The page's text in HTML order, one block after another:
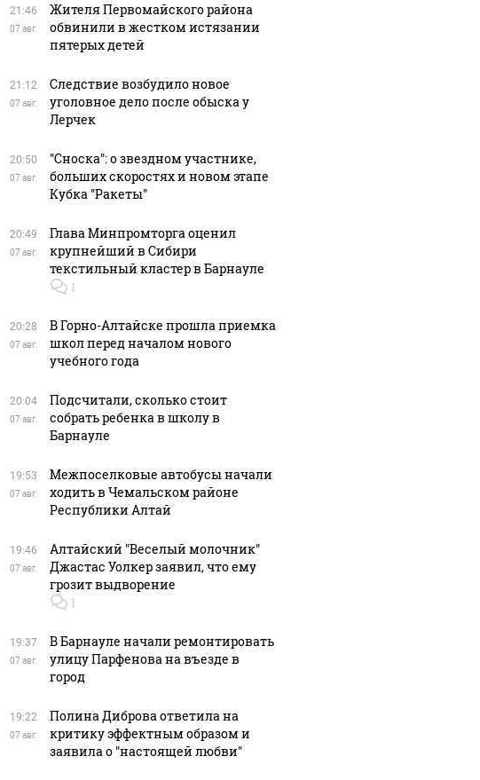
05 августа, 19:07
Онколог
ранний
сигнал рака,
который
остается
незамеченным
04 августа, 23:11
Врач
как
правильно
вреда для
здоровья
21:46
07 авг.
Жителя Первомайского района
обвинили в жестком истязании
пятерых детей
21:12
07 авг.
Следствие возбудило новое
уголовное дело после обыска у
Лерчек
20:50
07 авг.
"Сноска": о звездном участнике,
больших скоростях и новом этапе
Кубка "Ракеты"
20:49
07 авг.
Глава Минпромторга оценил
крупнейший в Сибири
текстильный кластер в Барнауле
1
20:28
07 авг.
В Горно-Алтайске прошла приемка
школ перед началом нового
учебного года
20:04
07 авг.
Подсчитали, сколько стоит
собрать ребенка в школу в
Барнауле
19:53
07 авг.
Межпоселковые автобусы начали
ходить в Чемальском районе
Республики Алтай
19:46
07 авг.
Алтайский "Веселый молочник"
Джастас Уолкер заявил, что ему
грозит выдворение
1
19:37
07 авг.
В Барнауле начали ремонтировать
улицу Парфенова на въезде в
город
19:22
07 авг.
Полина Диброва ответила на
критику эффектным образом и
заявила о "настоящей любви"